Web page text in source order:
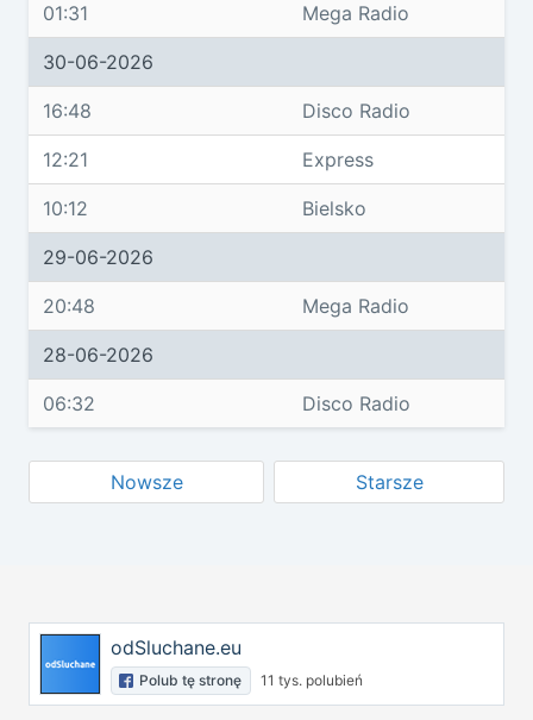
01:31 Mega Radio
30-06-2026
16:48 Disco Radio
12:21 Express
10:12 Bielsko
29-06-2026
20:48 Mega Radio
28-06-2026
06:32 Disco Radio
Nowsze Starsze
odSluchane.eu
Polub tę stronę 11 tys. polubień